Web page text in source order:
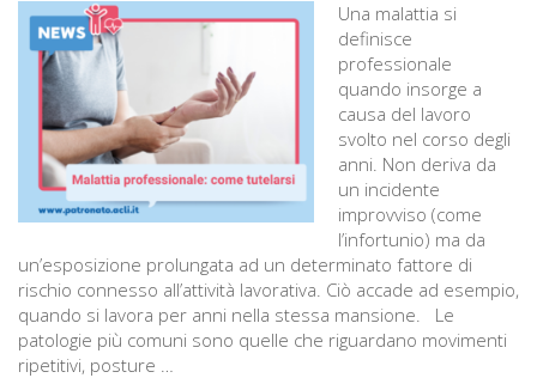
Una malattia si
definisce
professionale
quando insorge a
causa del lavoro
svolto nel corso degli
anni. Non deriva da
un incidente
improvviso (come
l’infortunio) ma da
un’esposizione prolungata ad un determinato fattore di
rischio connesso all’attività lavorativa. Ciò accade ad esempio,
quando si lavora per anni nella stessa mansione. Le
patologie più comuni sono quelle che riguardano movimenti
ripetitivi, posture …